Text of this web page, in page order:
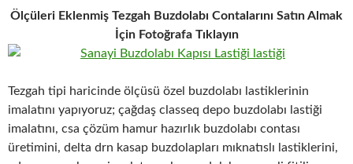
Ölçüleri Eklenmiş Tezgah Buzdolabı Contalarını Satın Almak
İçin Fotoğrafa Tıklayın
Tezgah tipi haricinde ölçüsü özel buzdolabı lastiklerinin
imalatını yapıyoruz; çağdaş classeq depo buzdolabı lastiği
imalatını, csa çözüm hamur hazırlık buzdolabı contası
üretimini, delta drn kasap buzdolapları mıknatıslı lastiklerini,